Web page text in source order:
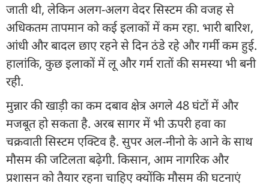
जाती थी, लेकिन अलग-अलग वेदर सिस्टम की वजह से
अधिकतम तापमान को कई इलाकों में कम रहा. भारी बारिश,
आंधी और बादल छाए रहने से दिन ठंडे रहे और गर्मी कम हुई.
हालांकि, कुछ इलाकों में लू और गर्म रातों की समस्या भी बनी
रही.
मुन्नार की खाड़ी का कम दबाव क्षेत्र अगले 48 घंटों में और
मजबूत हो सकता है. अरब सागर में भी ऊपरी हवा का
चक्रवाती सिस्टम एक्टिव है. सुपर अल-नीनो के आने के साथ
मौसम की जटिलता बढ़ेगी. किसान, आम नागरिक और
प्रशासन को तैयार रहना चाहिए क्योंकि मौसम की घटनाएं